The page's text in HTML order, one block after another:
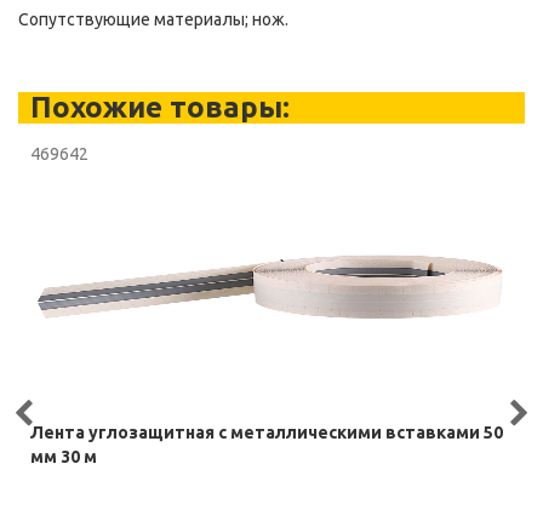
Сопутствующие материалы; нож.
Похожие товары:
469642
Лента углозащитная с металлическими вставками 50
мм 30 м